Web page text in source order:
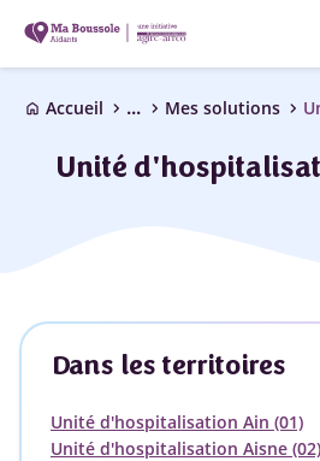
home Accueil chevron_right ... chevron_right Mes solutions chevron_right
Unité
Dans les territoires
Unité d'hospitalisation Ain (01)
Unité d'hospitalisation Aisne (02)